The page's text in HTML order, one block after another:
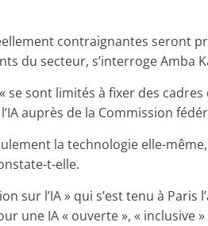
contraignantes seront
du secteur, s’interroge Amba
se sont limités à fixer des
auprès de la Commission
la technologie elle-
t-elle.
sur l’IA » qui s’est tenu à
une IA « ouverte », « inclusive